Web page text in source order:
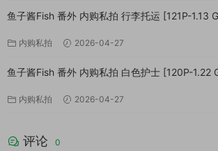
鱼子酱Fish 番外 内购私拍 行李托运 [121P-1.13
内购私拍 2026-04-27
鱼子酱Fish 番外 内购私拍 白色护士 [120P-1.22
内购私拍 2026-04-27
评论 0